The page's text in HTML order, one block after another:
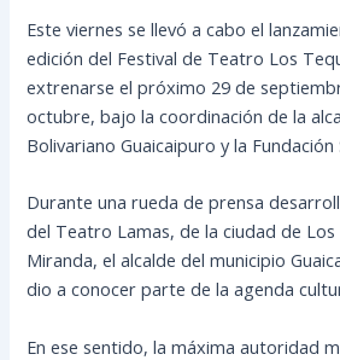
Este viernes se llevó a cabo el
edición del Festival de Teatro Los
extrenarse el próximo 29 de
octubre, bajo la coordinación de la
Bolivariano Guaicaipuro y la
Durante una rueda de prensa
del Teatro Lamas, de la ciudad de
Miranda, el alcalde del municipio
dio a conocer parte de la agenda
En ese sentido, la máxima autoridad